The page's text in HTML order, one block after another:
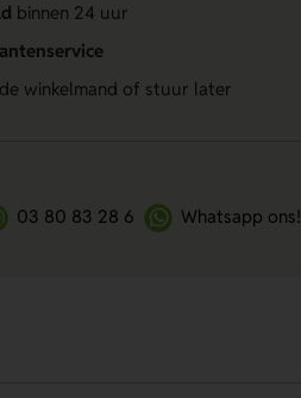
binnen 24 uur
winkelmand of stuur later
03 80 83 28 6 Whatsapp ons!